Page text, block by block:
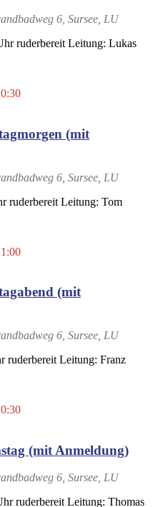
6, Sursee, LU
ruderbereit Leitung: Lukas
(mit
6, Sursee, LU
ruderbereit Leitung: Tom
(mit
6, Sursee, LU
ruderbereit Leitung: Franz
(mit Anmeldung)
6, Sursee, LU
ruderbereit Leitung: Thomas